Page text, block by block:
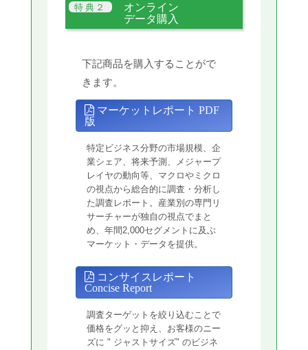
オンライン
データ購入
下記商品を購入することがで
きます。
マーケットレポート PDF
版
特定ビジネス分野の市場規模、企
業シェア、将来予測、メジャープ
レイヤの動向等、マクロやミクロ
の視点から総合的に調査・分析し
た調査レポート。産業別の専門リ
サーチャーが独自の視点でまと
め、年間2,000セグメントに及ぶ
マーケット・データを提供。
コンサイスレポート
Concise Report
調査ターゲットを絞り込むことで
価格をグッと抑え、お客様のニー
ズに " ジャストサイズ" のビジネ